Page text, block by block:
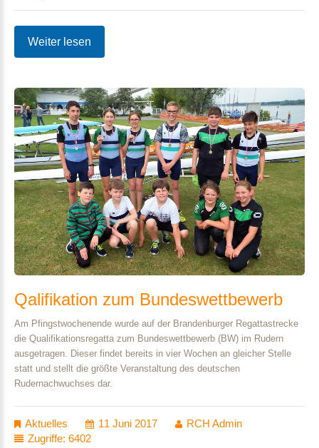
Weiter lesen
Qalifikation zum Bundeswettbewerb
Am Pfingstwochenende wurde auf der Brandenburger Regattastrecke
die Qualifikationsregatta zum Bundeswettbewerb (BW) im Rudern
ausgetragen. Dieser findet bereits in vier Wochen an gleicher Stelle
statt und stellt die größte Veranstaltung des deutschen
Rudernachwuchses dar.
Aktuelles 11 Juni 2017
RCH Admin
Zugriffe: 6402